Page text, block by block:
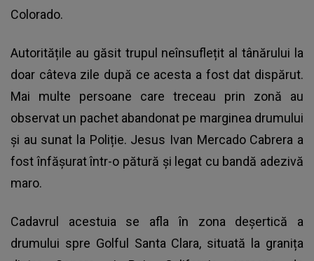
Colorado.
Autoritățile au găsit trupul neînsuflețit al tânărului la
doar câteva zile după ce acesta a fost dat dispărut.
Mai multe persoane care treceau prin zonă au
observat un pachet abandonat pe marginea drumului
și au sunat la Poliție. Jesus Ivan Mercado Cabrera a
fost înfășurat într-o pătură și legat cu bandă adezivă
maro.
Cadavrul acestuia se afla în zona deșertică a
drumului spre Golful Santa Clara, situată la granița